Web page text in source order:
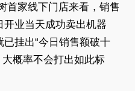
首家线下门店来看，销售
开业当天成功卖出机器
挂出“今日销售额破十
概率不会打出如此标